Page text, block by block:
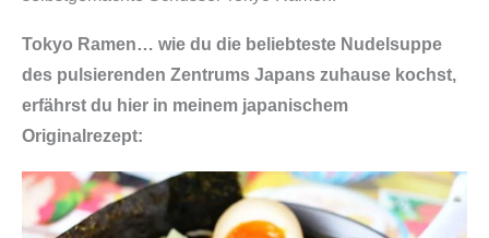
l
(
Tokyo Ramen… wie du die beliebteste Nudelsuppe
des pulsierenden Zentrums Japans zuhause kochst,
erfährst du hier in meinem japanischem
Originalrezept: